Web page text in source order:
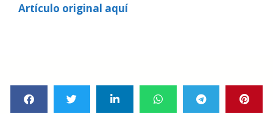
Artículo original aquí